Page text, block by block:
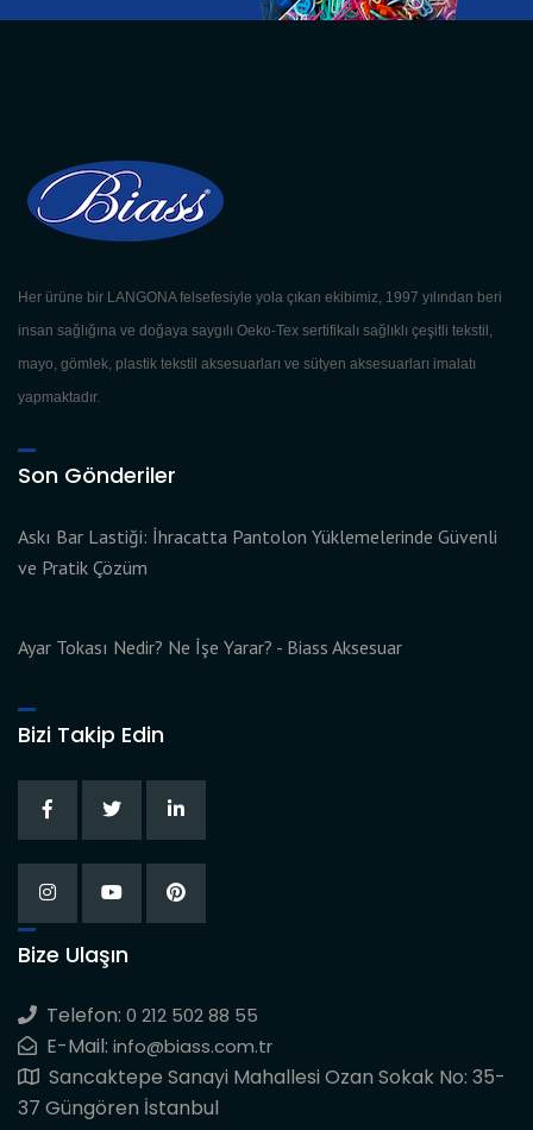
Her ürüne bir LANGONA felsefesiyle yola çıkan ekibimiz, 1997 yılından beri
insan sağlığına ve doğaya saygılı Oeko-Tex sertifikalı sağlıklı çeşitli tekstil,
mayo, gömlek, plastik tekstil aksesuarları ve sütyen aksesuarları imalatı
yapmaktadır.
Son Gönderiler
Askı Bar Lastiği: İhracatta Pantolon Yüklemelerinde Güvenli
ve Pratik Çözüm
Ayar Tokası Nedir? Ne İşe Yarar? - Biass Aksesuar
Bizi Takip Edin
Bize Ulaşın
Telefon: 0 212 502 88 55
E-Mail: info@biass.com.tr
Sancaktepe Sanayi Mahallesi Ozan Sokak No: 35-
37 Güngören İstanbul